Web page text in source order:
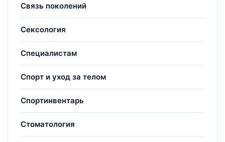
Связь поколений
Сексология
Специалистам
Спорт и уход за телом
Спортинвентарь
Стоматология